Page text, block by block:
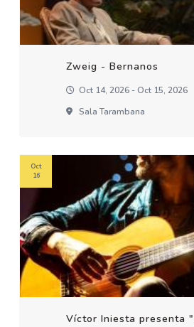
Zweig - Bernanos
Oct 14, 2026 - Oct 15, 2026
Sala Tarambana
Víctor Iniesta presenta
Oct
16